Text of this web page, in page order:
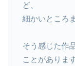
ど、
細かいところ
そう感じた作
ことがあります